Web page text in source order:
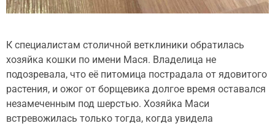
К специалистам столичной ветклиники обратилась
хозяйка кошки по имени Мася. Владелица не
подозревала, что её питомица пострадала от ядовитого
растения, и ожог от борщевика долгое время оставался
незамеченным под шерстью. Хозяйка Маси
встревожилась только тогда, когда увидела